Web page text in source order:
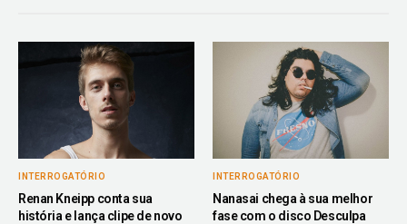
INTERROGATÓRIO
Renan Kneipp conta sua
história e lança clipe de novo
INTERROGATÓRIO
Nanasai chega à sua melhor
fase com o disco Desculpa